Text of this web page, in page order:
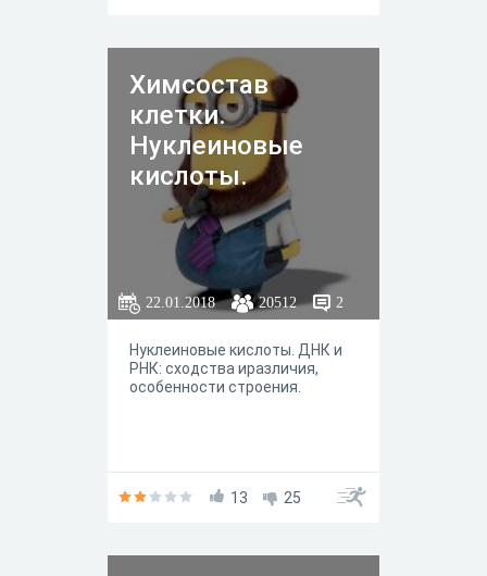
Химсостав
клетки.
Нуклеиновые
кислоты.
22.01.2018 20512 2
Нуклеиновые кислоты. ДНК и
РНК: сходства иразличия,
особенности строения.
13 25